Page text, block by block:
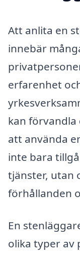
Att anlita en
innebär
erfarenhet
kan
att använda
inte bara
tjänster, utan
förhållanden
En
olika typer av